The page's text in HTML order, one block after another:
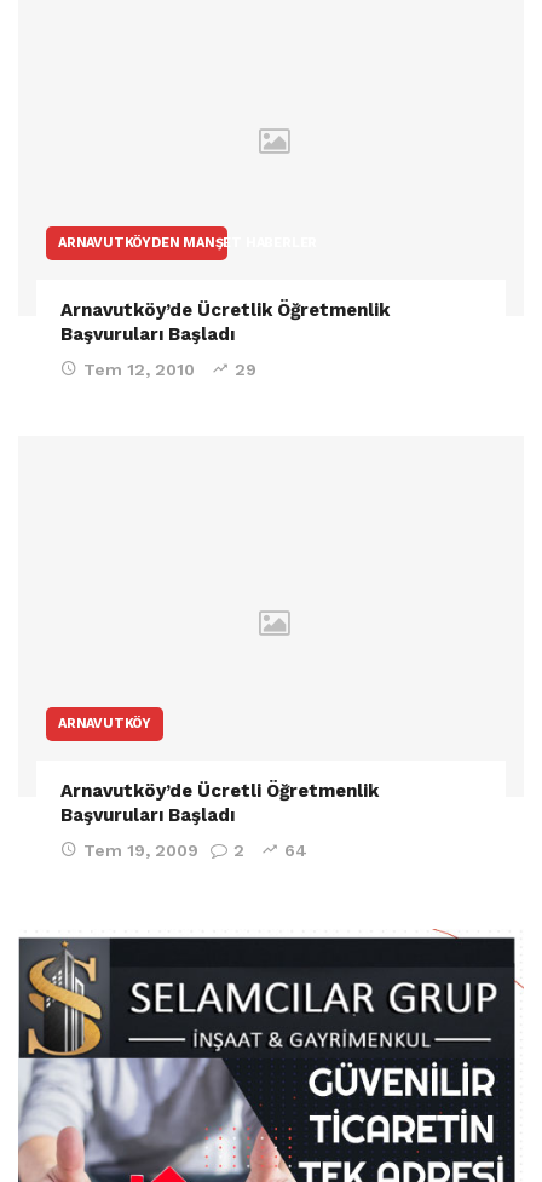
ARNAVUTKÖYDEN MANŞET HABERLER
Arnavutköy’de Ücretlik Öğretmenlik
Başvuruları Başladı
Tem 12, 2010 29
ARNAVUTKÖY
Arnavutköy’de Ücretli Öğretmenlik
Başvuruları Başladı
Tem 19, 2009 2 64